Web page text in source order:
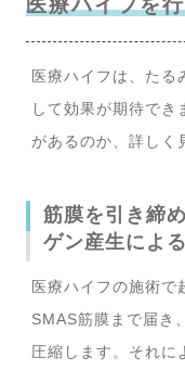
医療ハイフを
医療ハイフは、たる
して効果が期待でき
があるのか、詳しく
筋膜を引き締
ゲン産生によ
医療ハイフの施術で
SMAS筋膜まで届き
圧縮します。それに